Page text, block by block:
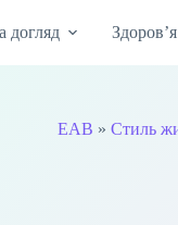
догляд
EAB » Стиль